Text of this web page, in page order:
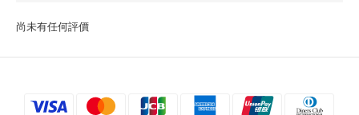
尚未有任何評價